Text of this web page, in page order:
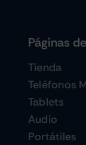
Páginas
Tienda
Teléfonos
Tablets
Audio
Portátiles